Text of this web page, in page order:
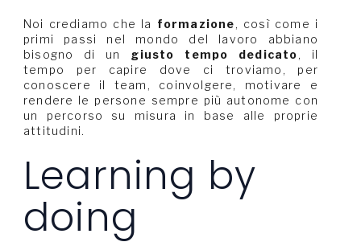
Noi crediamo che la formazione, così come i
primi passi nel mondo del lavoro abbiano
bisogno di un giusto tempo dedicato, il
tempo per capire dove ci troviamo, per
conoscere il team, coinvolgere, motivare e
rendere le persone sempre più autonome con
un percorso su misura in base alle proprie
attitudini.
Learning by
doing